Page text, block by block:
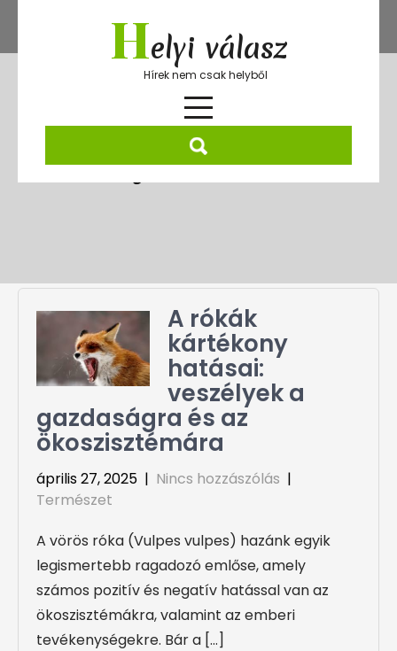
content
Helyi válasz
Hírek nem csak helyből
Kategória:Természet
A rókák
kártékony
hatásai:
veszélyek a
gazdaságra és az
ökoszisztémára
április 27, 2025 | Nincs hozzászólás |
Természet
A vörös róka (Vulpes vulpes) hazánk egyik
legismertebb ragadozó emlőse, amely
számos pozitív és negatív hatással van az
ökoszisztémákra, valamint az emberi
tevékenységekre. Bár a […]